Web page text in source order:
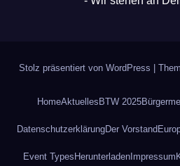
Stolz präsentiert von WordPress |
HomeAktuelles BTW 2025
Datenschutz­erklärungDer Vorstand
Event TypesHerunterladenImpressum